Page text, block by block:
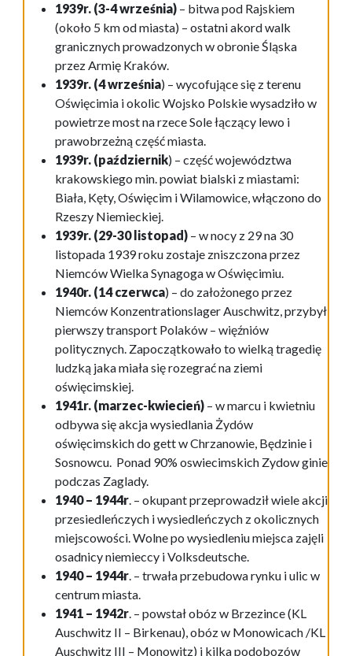
1939r. (3-4 września) – bitwa pod Rajskiem
(około 5 km od miasta) – ostatni akord walk
granicznych prowadzonych w obronie Śląska
przez Armię Kraków.
1939r. (4 września) – wycofujące się z terenu
Oświęcimia i okolic Wojsko Polskie wysadziło w
powietrze most na rzece Sole łączący lewo i
prawobrzeżną część miasta.
1939r. (październik) – część województwa
krakowskiego min. powiat bialski z miastami:
Biała, Kęty, Oświęcim i Wilamowice, włączono do
Rzeszy Niemieckiej.
1939r. (29-30 listopad) – w nocy z 29 na 30
listopada 1939 roku zostaje zniszczona przez
Niemców Wielka Synagoga w Oświęcimiu.
1940r. (14 czerwca) – do założonego przez
Niemców Konzentrationslager Auschwitz, przybył
pierwszy transport Polaków – więźniów
politycznych. Zapoczątkowało to wielką tragedię
ludzką jaka miała się rozegrać na ziemi
oświęcimskiej.
1941r. (marzec-kwiecień) – w marcu i kwietniu
odbywa się akcja wysiedlania Żydów
oświęcimskich do gett w Chrzanowie, Będzinie i
Sosnowcu. Ponad 90% oswiecimskich Zydow ginie
podczas Zaglady.
1940 – 1944r. – okupant przeprowadził wiele akcji
przesiedleńczych i wysiedleńczych z okolicznych
miejscowości. Wolne po wysiedleniu miejsca zajęli
osadnicy niemieccy i Volksdeutsche.
1940 – 1944r. – trwała przebudowa rynku i ulic w
centrum miasta.
1941 – 1942r. – powstał obóz w Brzezince (KL
Auschwitz II – Birkenau), obóz w Monowicach /KL
Auschwitz III – Monowitz) i kilka podobozów